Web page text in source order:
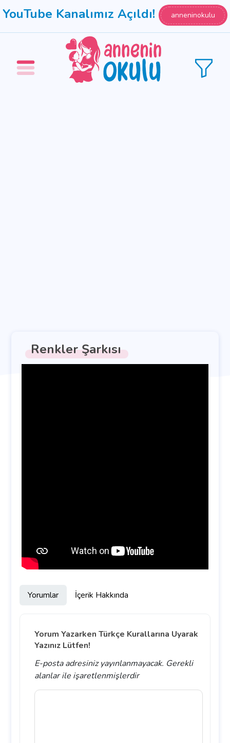
YouTube Kanalımız Açıldı! anneninokulu
Renkler Şarkısı
Yorumlar İçerik Hakkında
Yorum Yazarken Türkçe Kurallarına Uyarak
Yazınız Lütfen!
E-posta adresiniz yayınlanmayacak. Gerekli
alanlarile işaretlenmişlerdir